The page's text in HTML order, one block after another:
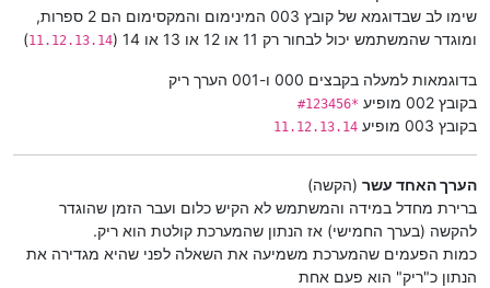
שימו לב שבדוגמא של קובץ 003 המינימום והמקסימום הם 2 ספרות,
ומוגדר שהמשתמש יכול לבחור רק 11 או 12 או 13 או 14 (
11.12.13.14
)
בדוגמאות למעלה בקבצים 000 ו-001 הערך ריק
בקובץ 002 מופיע
*#123456
בקובץ 003 מופיע 11.12.13.14
הערך האחד עשר (הקשה)
ברירת מחדל במידה והמשתמש לא הקיש כלום ועבר הזמן שהוגדר
להקשה (בערך החמישי) אז הנתון שהמערכת קולטת הוא ריק.
כמות הפעמים שהמערכת משמיעה את השאלה לפני שהיא מגדירה את
הנתון כ"ריק" הוא פעם אחת